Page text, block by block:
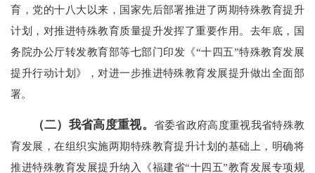
育，党的十八大以来，国家先后部署推进了两期特殊教育提升
计划，对推进特殊教育质量提升发挥了重要作用。去年底，国
务院办公厅转发教育部等七部门印发《“十四五”特殊教育发展
提升行动计划》，对进一步推进特殊教育发展提升做出全面部
署。
（二）我省高度重视。 省委省政府高度重视我省特殊教
育发展，在组织实施两期特殊教育提升计划的基础上，明确将
推进特殊教育发展提升纳入《福建省“十四五”教育发展专项规